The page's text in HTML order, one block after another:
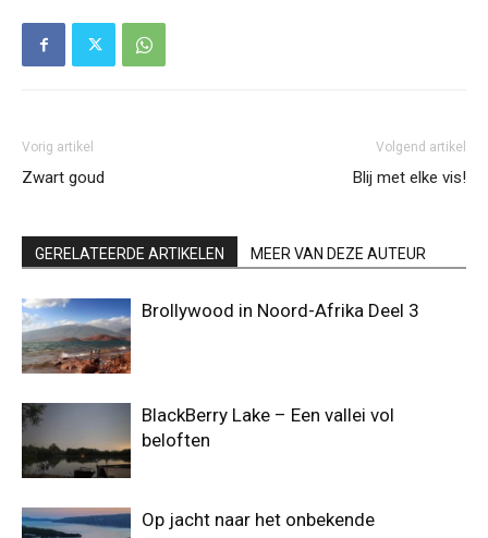
Vorig artikel
Zwart goud
Volgend artikel
Blij met elke vis!
GERELATEERDE ARTIKELEN MEER VAN DEZE AUTEUR
Brollywood in Noord-Afrika Deel 3
BlackBerry Lake – Een vallei vol
beloften
Op jacht naar het onbekende